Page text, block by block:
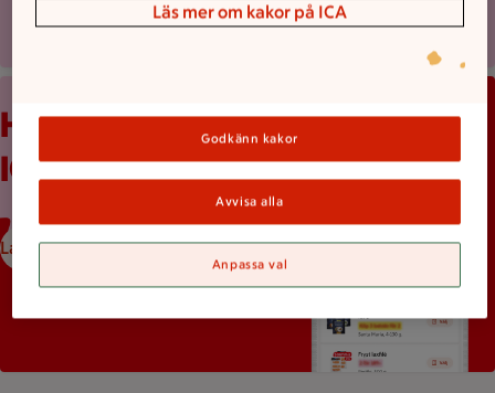
Håll koll med
ICA-appen
Ladda ned ICA-appen
Läs mer om kakor på ICA
Godkänn kakor
Avvisa alla
Anpassa val